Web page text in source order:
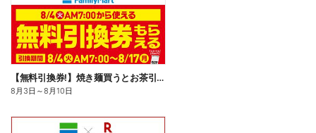
【無料引換券!】焼き麺買うとお茶引換券貰える!
8月3日 ～8月10日